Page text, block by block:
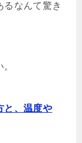
なんて驚き
と、温度や